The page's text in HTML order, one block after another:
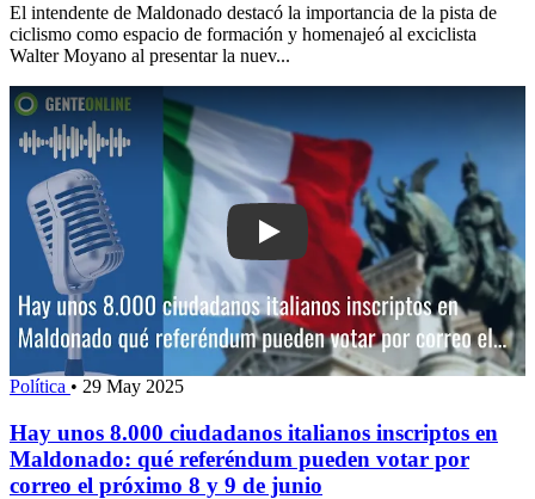
El intendente de Maldonado destacó la importancia de la pista de
ciclismo como espacio de formación y homenajeó al exciclista
Walter Moyano al presentar la nuev...
Play: Hay unos 8.000 ciudadanos
Política • 29 May 2025
Hay unos 8.000 ciudadanos italianos inscriptos en
Maldonado: qué referéndum pueden votar por
correo el próximo 8 y 9 de junio